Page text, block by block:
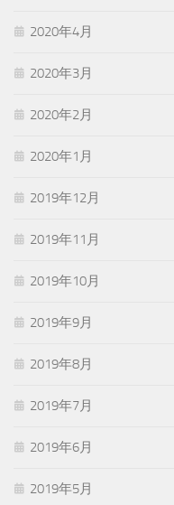
2020年4月
2020年3月
2020年2月
2020年1月
2019年12月
2019年11月
2019年10月
2019年9月
2019年8月
2019年7月
2019年6月
2019年5月